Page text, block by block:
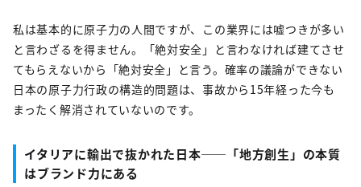
私は基本的に原子力の人間ですが、この業界には嘘つきが多い
と言わざるを得ません。「絶対安全」と言わなければ建てさせ
てもらえないから「絶対安全」と言う。確率の議論ができない
日本の原子力行政の構造的問題は、事故から15年経った今も
まったく解消されていないのです。
イタリアに輸出で抜かれた日本──「地方創生」の本質
はブランド力にある